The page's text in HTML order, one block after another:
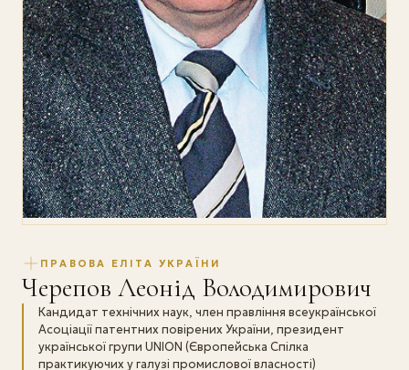
ПРАВОВА ЕЛІТА УКРАЇНИ
Черепов Леонід Володимирович
Кандидат технічних наук, член правління всеукраїнської
Асоціації патентних повірених України, президент
української групи UNION (Європейська Спілка
практикуючих у галузі промислової власності)